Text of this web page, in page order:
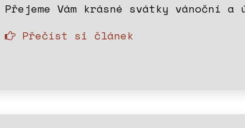
Přejeme Vám krásné svátky vánoční a
Přečíst si článek